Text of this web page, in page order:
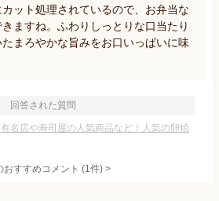
ット処理されているので、お弁当な
ますね。ふわりしっとりな口当たり
まろやかな旨みをお口いっぱいに味
回答された質問
名店や寿司屋の人気商品など！人気の卵焼
おすすめコメント (1件) >